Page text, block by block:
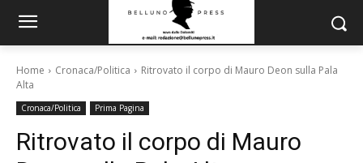
Home Cronaca/Politica
Ritrovato il corpo di Mauro Deon sulla Pala
Alta
Cronaca/Politica Prima Pagina
Ritrovato il corpo di Mauro